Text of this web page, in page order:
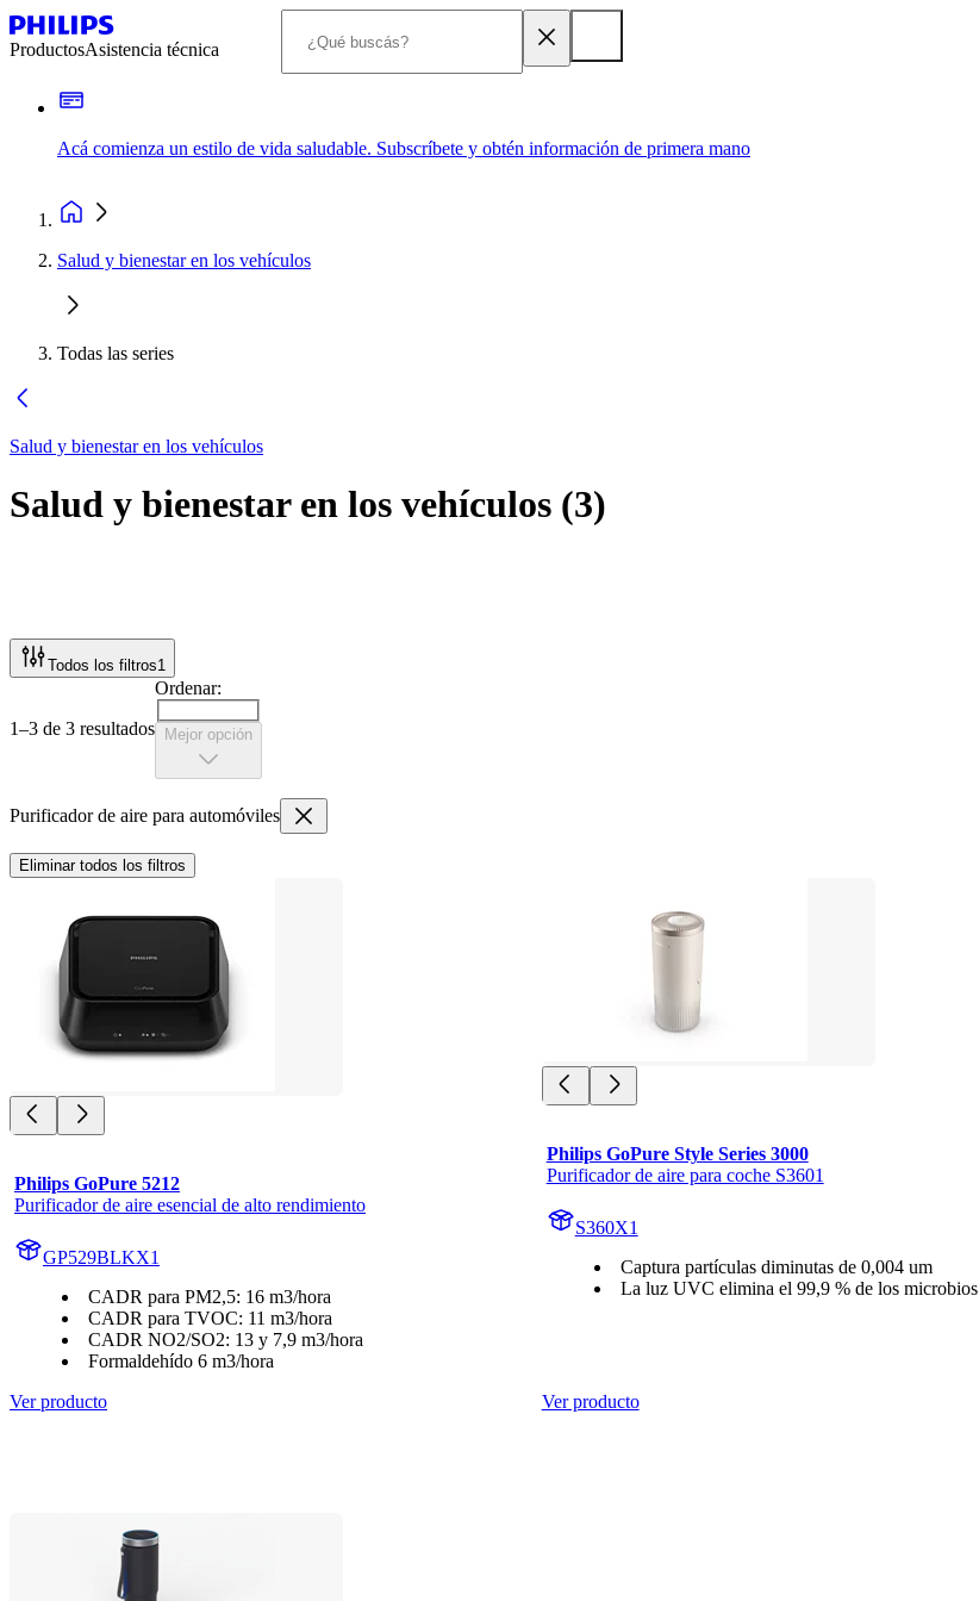
ProductosAsistencia técnica
Acá comienza un estilo de vida saludable. Subscríbete y obtén información de primera mano
Salud y bienestar en los vehículos
Todas las series
Salud y bienestar en los vehículos
Salud y bienestar en los vehículos (3)
Todos los filtros1
1–3 de 3 resultados
Ordenar:
Mejor opción
Purificador de aire para automóviles
Eliminar todos los filtros
Philips GoPure 5212
Purificador de aire esencial de alto rendimiento
GP529BLKX1
CADR para PM2,5: 16 m3/hora
CADR para TVOC: 11 m3/hora
CADR NO2/SO2: 13 y 7,9 m3/hora
Formaldehído 6 m3/hora
Ver producto
Philips GoPure Style Series 3000
Purificador de aire para coche S3601
S360X1
Captura partículas diminutas de 0,004 um
La luz UVC elimina el 99,9 % de los microbios
Ver producto